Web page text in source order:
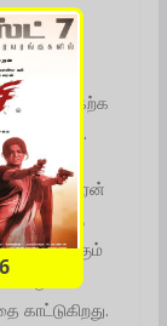
சீமான்
பங்கேற்க
பிரபாகரன்
ஒரு
5